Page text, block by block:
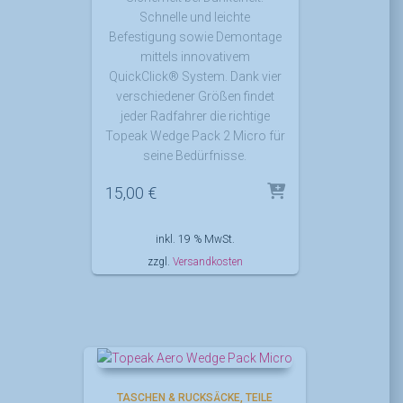
Schnelle und leichte
Befestigung sowie Demontage
mittels innovativem
QuickClick® System. Dank vier
verschiedener Größen findet
jeder Radfahrer die richtige
Topeak Wedge Pack 2 Micro für
seine Bedürfnisse.
15,00 €
inkl. 19 % MwSt.
zzgl. Versandkosten
TASCHEN & RUCKSÄCKE TEILE